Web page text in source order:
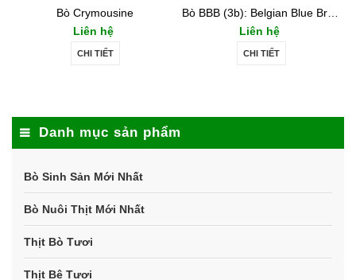
Bò Crymousine
Liên hệ
CHI TIẾT
Bò BBB (3b): Belgian Blue Breed
Liên hệ
CHI TIẾT
Danh mục sản phẩm
Bò Sinh Sản Mới Nhất
Bò Nuôi Thịt Mới Nhất
Thịt Bò Tươi
Thịt Bê Tươi